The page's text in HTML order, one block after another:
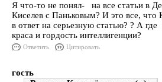
Я что-то не понял- на все статьи в
Киселев с Паньковым? И это все, что
в ответ на серьезную статью? ? А
краса и гордость интеллигенции?
Ответить Цитировать
гость